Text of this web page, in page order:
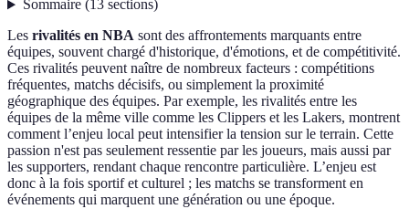
Sommaire(13 sections)
Les rivalités en NBA sont des affrontements marquants entre
équipes, souvent chargé d'historique, d'émotions, et de compétitivité.
Ces rivalités peuvent naître de nombreux facteurs : compétitions
fréquentes, matchs décisifs, ou simplement la proximité
géographique des équipes. Par exemple, les rivalités entre les
équipes de la même ville comme les Clippers et les Lakers, montrent
comment l’enjeu local peut intensifier la tension sur le terrain. Cette
passion n'est pas seulement ressentie par les joueurs, mais aussi par
les supporters, rendant chaque rencontre particulière. L’enjeu est
donc à la fois sportif et culturel ; les matchs se transforment en
événements qui marquent une génération ou une époque.